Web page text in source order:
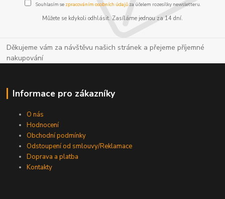
Souhlasím se zpracováním osobních údajůza účelem rozesílky newsletteru.
Můžete se kdykoli odhlásit. Zasíláme jednou za 14 dní.
Děkujeme vám za návštěvu našich stránek a přejeme příjemné
nakupování
Informace pro zákazníky
O nás
Hodnocení
Obchodní podmínky
Odstoupení od smlouvy/Reklamace
Doprava a platba
Kontakty